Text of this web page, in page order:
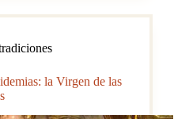
la Virgen de las